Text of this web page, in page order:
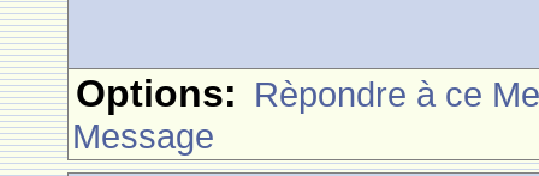
Options: Rèpondre à ce
Message